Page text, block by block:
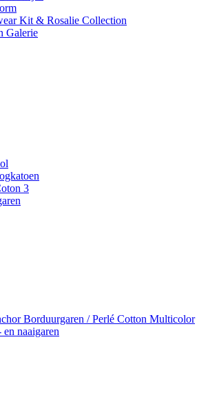
Kit & Rosalie Collection
Galerie
3
Borduurgaren / Perlé Cotton Multicolor
naaigaren